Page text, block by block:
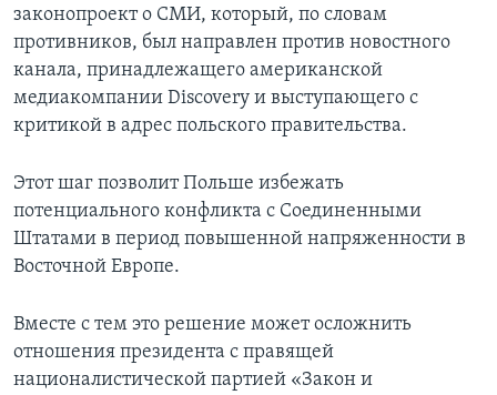
законопроект о СМИ, который, по словам
противников, был направлен против новостного
канала, принадлежащего американской
медиакомпании Discovery и выступающего с
критикой в адрес польского правительства.
Этот шаг позволит Польше избежать
потенциального конфликта с Соединенными
Штатами в период повышенной напряженности в
Восточной Европе.
Вместе с тем это решение может осложнить
отношения президента с правящей
националистической партией «Закон и